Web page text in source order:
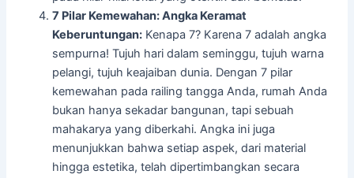
7 Pilar Kemewahan: Angka Keramat
Keberuntungan: Kenapa 7? Karena 7 adalah angka
sempurna! Tujuh hari dalam seminggu, tujuh warna
pelangi, tujuh keajaiban dunia. Dengan 7 pilar
kemewahan pada railing tangga Anda, rumah Anda
bukan hanya sekadar bangunan, tapi sebuah
mahakarya yang diberkahi. Angka ini juga
menunjukkan bahwa setiap aspek, dari material
hingga estetika, telah dipertimbangkan secara